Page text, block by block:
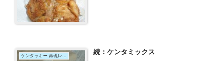
ケンタッキー 再現レシピ 2009年版 続：ケンタミックス